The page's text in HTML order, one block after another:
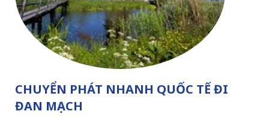
CHUYỂN PHÁT NHANH QUỐC TẾ ĐI
ĐAN MẠCH